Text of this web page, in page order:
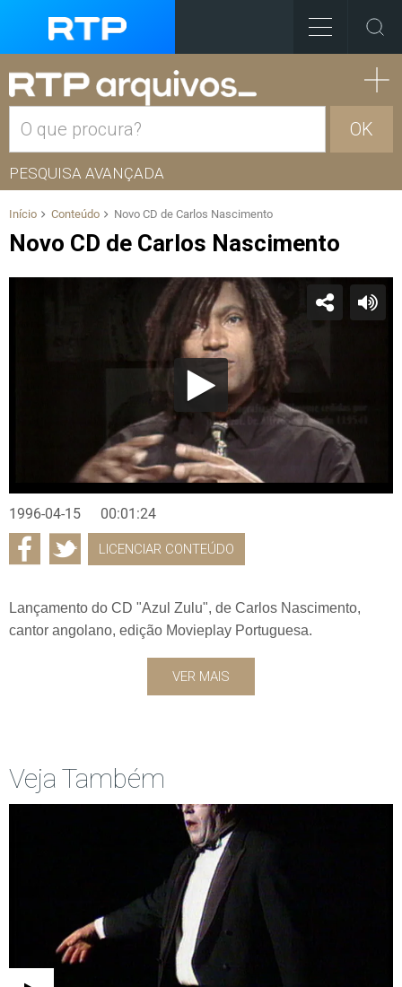
OK
PESQUISA AVANÇADA
Início Conteúdo Novo CD de Carlos Nascimento
Novo CD de Carlos Nascimento
1996-04-15 00:01:24
LICENCIAR CONTEÚDO
Lançamento do CD "Azul Zulu", de Carlos Nascimento,
cantor angolano, edição Movieplay Portuguesa.
VER MAIS
Veja Também